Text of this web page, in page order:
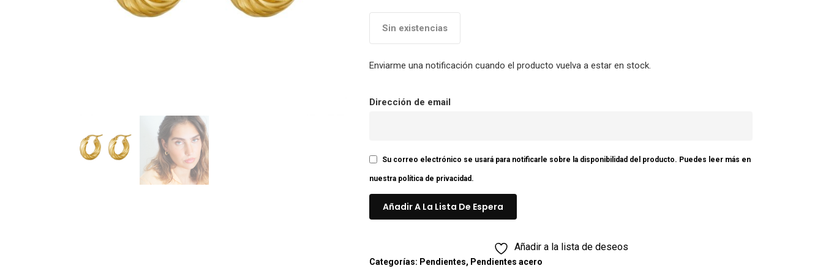
Sin existencias
Enviarme una notificación cuando el producto vuelva a estar en stock.
Dirección de email
Su correo electrónico se usará para notificarle sobre la disponibilidad del producto. Puedes leer más en
nuestra política de privacidad.
Añadir a la lista de deseos
Categorías: Pendientes, Pendientes acero